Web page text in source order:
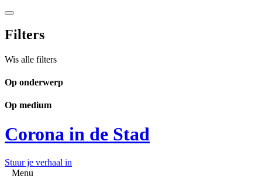
Filters
Wis alle filters
Op onderwerp
Op medium
Corona in de Stad
Stuur je verhaal in
Menu